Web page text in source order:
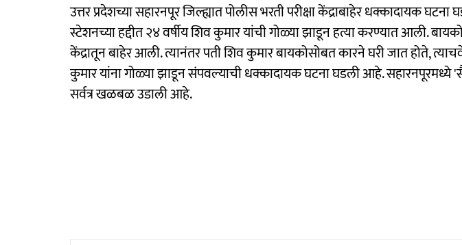
उत्तर प्रदेशच्या सहारनपूर जिल्ह्यात पोलीस भरती परीक्षा केंद्राबाहेर धक्कादायक
स्टेशनच्या हद्दीत २४ वर्षीय शिव कुमार यांची गोळ्या झाडून हत्या करण्यात आली.
केंद्रातून बाहेर आली. त्यानंतर पती शिव कुमार बायकोसोबत कारने घरी जात होते,
कुमार यांना गोळ्या झाडून संपवल्याची धक्कादायक घटना घडली आहे. सहारनपूरमध्ये
सर्वत्र खळबळ उडाली आहे.